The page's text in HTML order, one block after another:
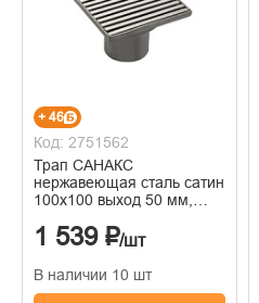
+ 46
Код: 2751562
Трап САНАКС
нержавеющая сталь сатин
100х100 выход 50 мм,
крышка литая, с
уникальной системой
слива воды
1 539 ₽/шт
В наличии 10 шт